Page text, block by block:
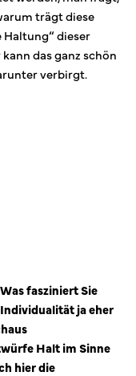
trägt diese
Haltung“ dieser
das ganz schön
verbirgt.
fasziniert Sie
ja eher
Halt im Sinne
hier die